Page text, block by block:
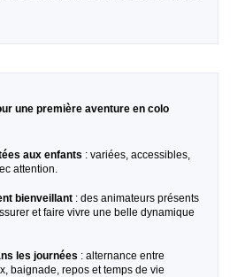
une première aventure en colo
aux enfants : variées, accessibles,
attention.
bienveillant : des animateurs présents
et faire vivre une belle dynamique
les journées : alternance entre
baignade, repos et temps de vie